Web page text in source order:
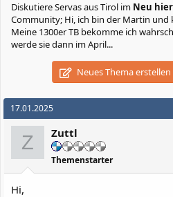
DiskutiereServas aus Tirol im Neu
Community; Hi, ich bin der Martin und
Meine 1300er TB bekomme ich
werde sie dann im April...
Neues Thema erstellen
17.01.2025
Z Zuttl
Themenstarter
Hi,